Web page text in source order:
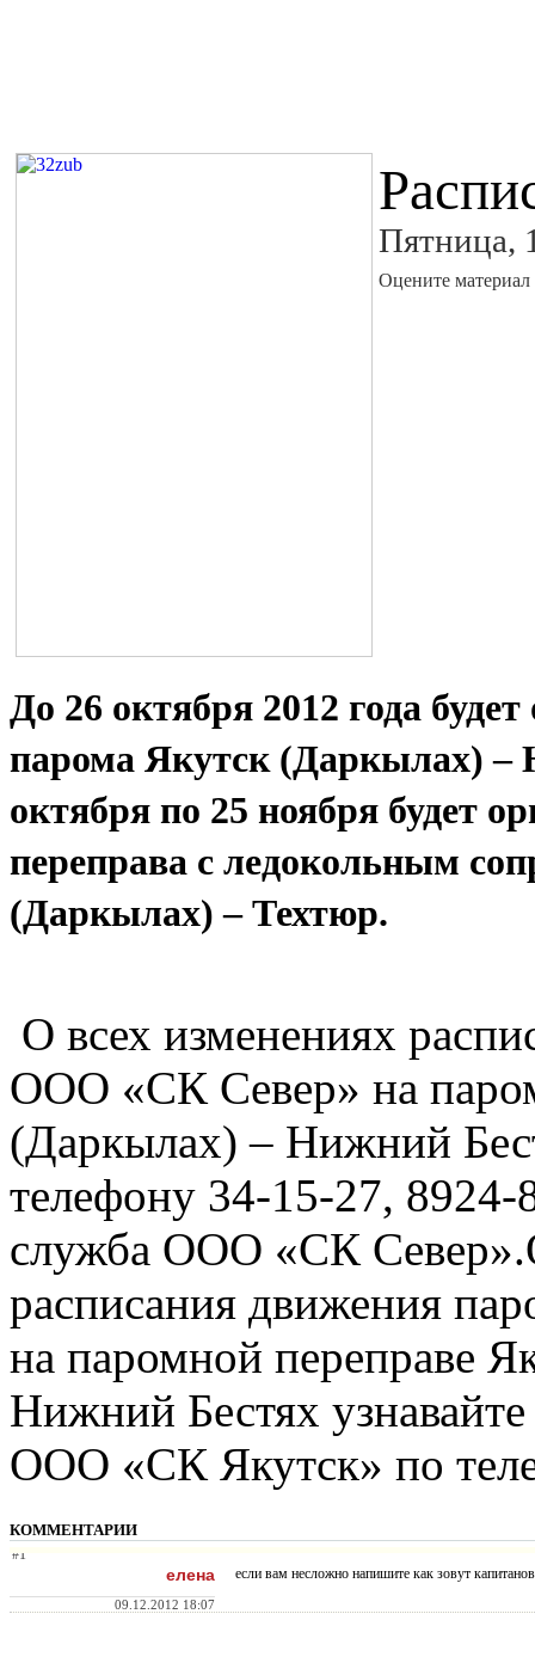
Пятница,
Оцените материал
До 26 октября 2012 года
парома Якутск (Даркылах) –
октября по 25 ноября будет
переправа с ледокольным
(Даркылах) – Техтюр.
О всех изменениях
ООО «СК Север» на
(Даркылах) – Нижний
телефону 34-15-27, 8924-
служба ООО «СК
расписания движения
на паромной переправе
Нижний Бестях
ООО «СК Якутск» по
КОММЕНТАРИИ
#1
елена
09.12.2012 18:07
если вам несложно напишите как зовут